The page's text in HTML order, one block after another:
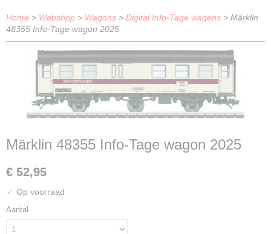
Home > Webshop > Wagons > Digital Info-Tage wagens > Märklin
48355 Info-Tage wagon 2025
Märklin 48355 Info-Tage wagon 2025
€ 52,95
✓ Op voorraad
Aantal